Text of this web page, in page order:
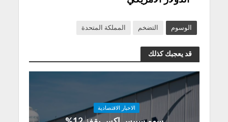
الوسوم التضخم المملكة المتحدة
قد يعجبك كذلك
الاخبار الاقتصادية